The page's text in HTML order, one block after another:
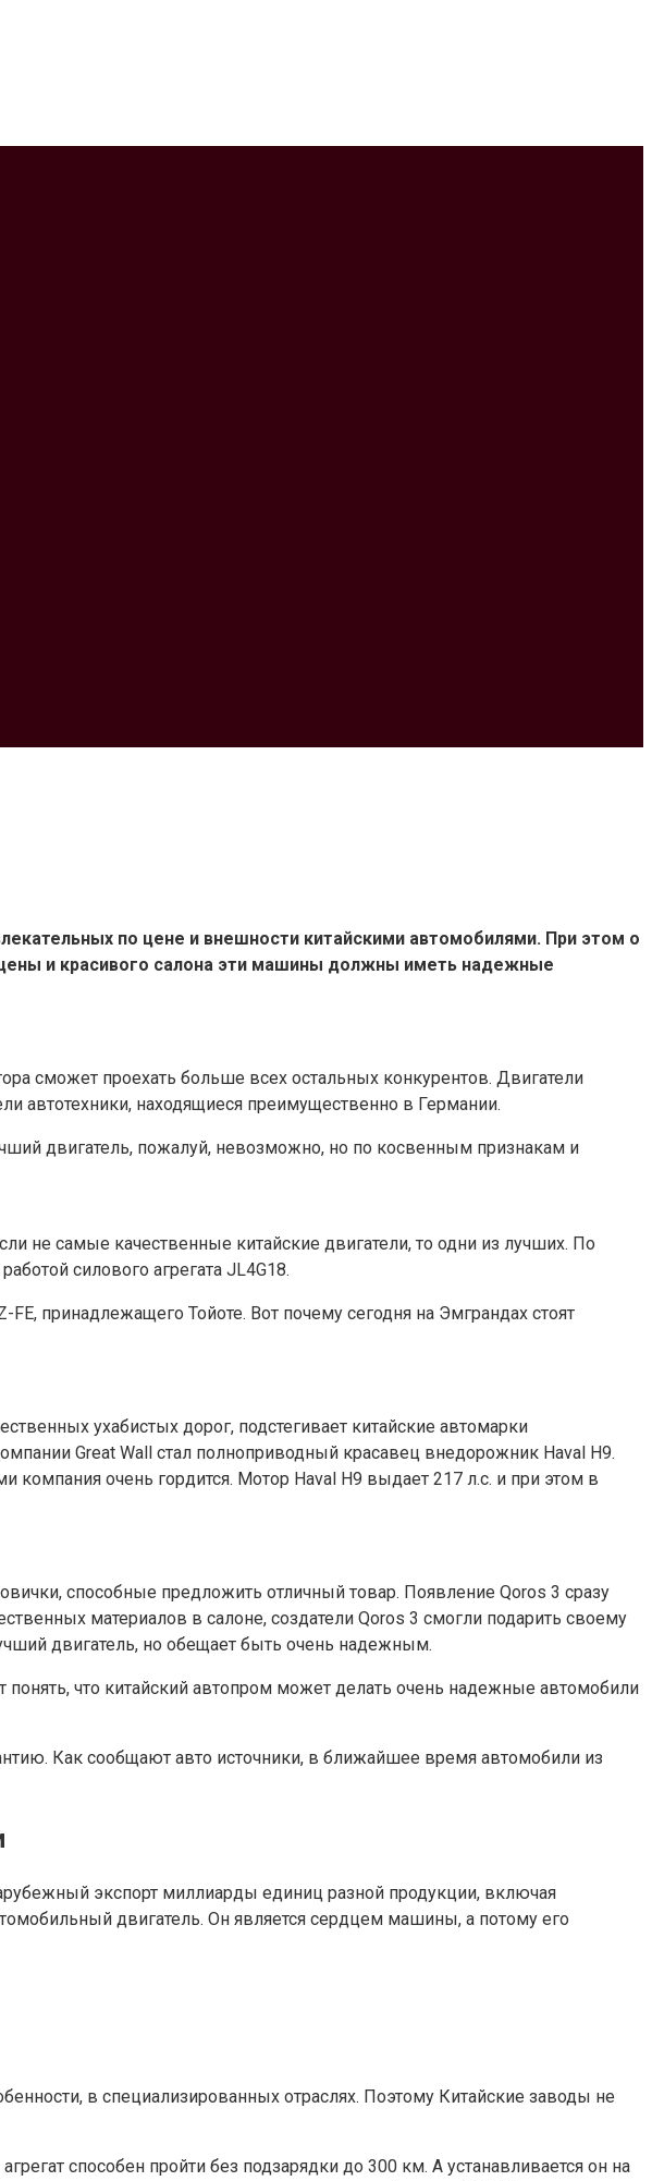
по цене и внешности китайскими автомобилями. При этом о
и красивого салона эти машины должны иметь надежные
сможет проехать больше всех остальных конкурентов. Двигатели
автотехники, находящиеся преимущественно в Германии.
двигатель, пожалуй, невозможно, но по косвенным признакам и
не самые качественные китайские двигатели, то одни из лучших. По
силового агрегата JL4G18.
принадлежащего Тойоте. Вот почему сегодня на Эмграндах стоят
ухабистых дорог, подстегивает китайские автомарки
Great Wall стал полноприводный красавец внедорожник Haval H9.
очень гордится. Мотор Haval H9 выдает 217 л.с. и при этом в
способные предложить отличный товар. Появление Qoros 3 сразу
материалов в салоне, создатели Qoros 3 смогли подарить своему
двигатель, но обещает быть очень надежным.
что китайский автопром может делать очень надежные автомобили
Как сообщают авто источники, в ближайшее время автомобили из
экспорт миллиарды единиц разной продукции, включая
двигатель. Он является сердцем машины, а потому его
в специализированных отраслях. Поэтому Китайские заводы не
способен пройти без подзарядки до 300 км. А устанавливается он на